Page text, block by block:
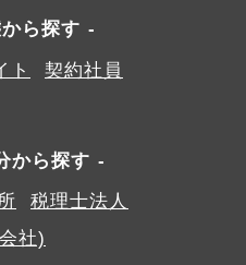
ら探す
ト 契約社員
から探す
税理士法人
社)